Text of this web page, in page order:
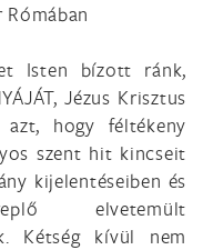
Rómában
Isten bízott ránk,
Jézus Krisztus
hogy féltékeny
szent hit kincseit
kijelentéseiben és
elvetemült
Kétség kívül nem